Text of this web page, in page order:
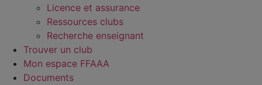
Licence et assurance
Ressources clubs
Recherche enseignant
Trouver un club
Mon espace FFAAA
Documents